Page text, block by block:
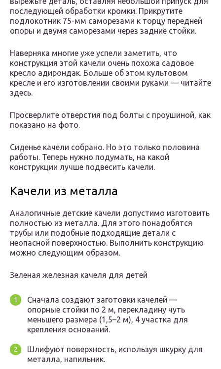
последующей обработки кромки. Прикрутите
подлокотник 75-мм саморезами к торцу передней
опоры и двумя саморезами через задние стойки.
Наверняка многие уже успели заметить, что
конструкция этой качели очень похожа садовое
кресло адирондак. Больше об этом культовом
кресле и его изготовлении своими руками — читайте
здесь.
Просверлите отверстия под болты с проушиной, как
показано на фото.
Сиденье качели собрано. Но это только половина
работы. Теперь нужно подумать, на какой
конструкции лучше подвесить качели.
Качели из металла
Аналогичные детские качели допустимо изготовить
полностью из металла. Для этого понадобятся
трубы или подобные подходящие детали с
неопасной поверхностью. Выполнить конструкцию
можно следующим образом.
Зеленая железная качеля для детей
Сначала создают заготовки качелей —
опорные стойки по 2 м, перекладину чуть
меньшего размера (1,5–2 м), 4 участка для
крепления оснований.
Шлифуют поверхность, используя шкурку для
металла, напильник.